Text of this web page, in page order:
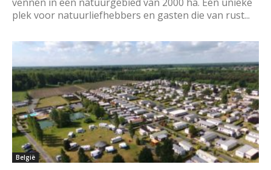
plek voor natuurliefhebbers en gasten die van rust...
België